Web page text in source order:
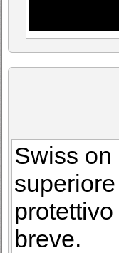
Swiss on
breve.